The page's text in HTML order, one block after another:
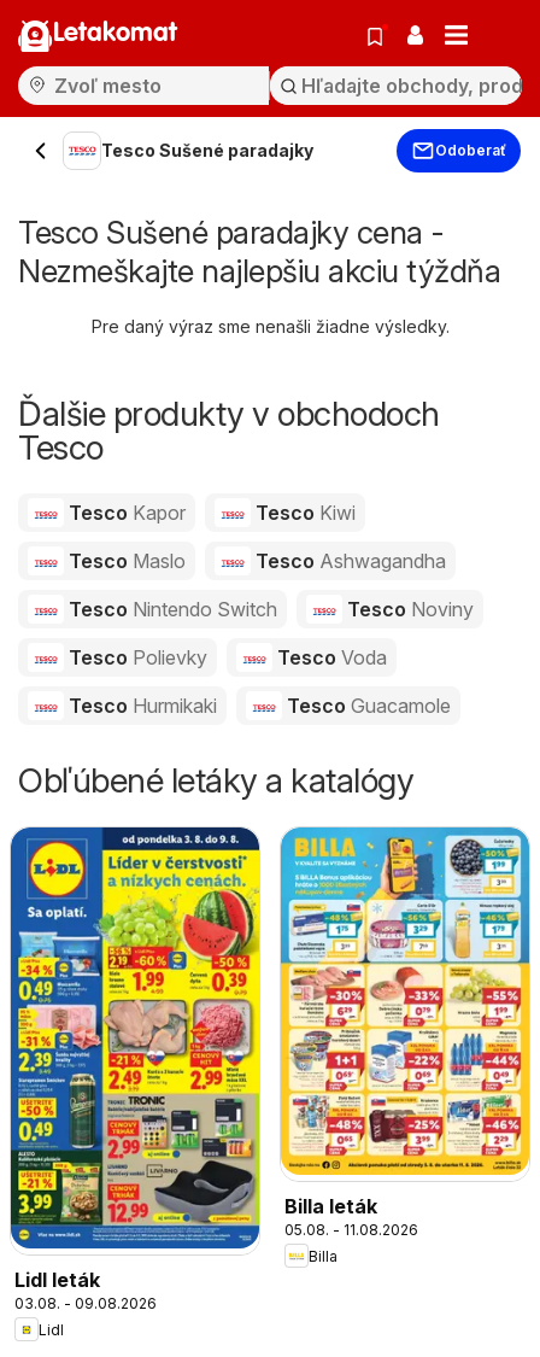
Letakomat
Tesco Sušené paradajky Odoberať
Tesco Sušené paradajky cena -
Nezmeškajte najlepšiu akciu týždňa
Pre daný výraz sme nenašli žiadne výsledky.
Ďalšie produkty v obchodoch
Tesco
Tesco Kapor Tesco Kiwi
Tesco Maslo Tesco Ashwagandha
Tesco Nintendo Switch Tesco Noviny
Tesco Polievky Tesco Voda
Tesco Hurmikaki Tesco Guacamole
Obľúbené letáky a katalógy
Lidl leták
03.08. - 09.08.2026
Lidl
Billa leták
05.08. - 11.08.2026
Billa